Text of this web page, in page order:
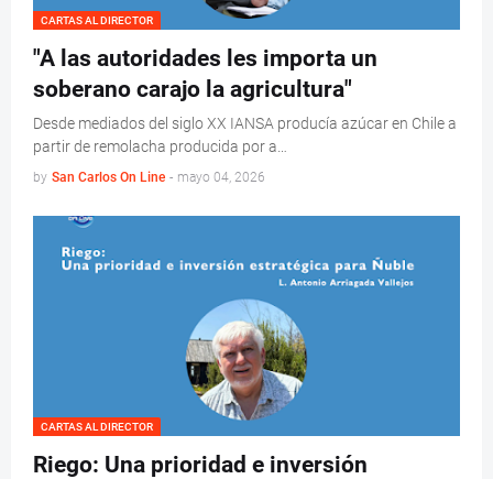
CARTAS AL DIRECTOR
"A las autoridades les importa un
soberano carajo la agricultura"
Desde mediados del siglo XX IANSA producía azúcar en Chile a
partir de remolacha producida por a…
by San Carlos On Line - mayo 04, 2026
CARTAS AL DIRECTOR
Riego: Una prioridad e inversión